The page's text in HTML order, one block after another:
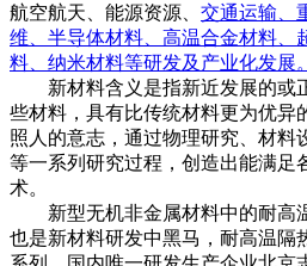
航空航天、能源资源、 交通运输
维、半导体材料、高温合金材料、
料、纳米材料等研发及产业化发展。
新材料含义是指新近发展的或
些材料，具有比传统材料更为优异
照人的意志，通过物理研究、材料
等一系列研究过程，创造出能满足
术。
新型无机非金属材料中的耐高温
也是新材料研发中黑马，耐高温隔